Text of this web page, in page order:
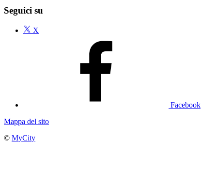
Seguici su
X
Facebook
Mappa del sito
© MyCity